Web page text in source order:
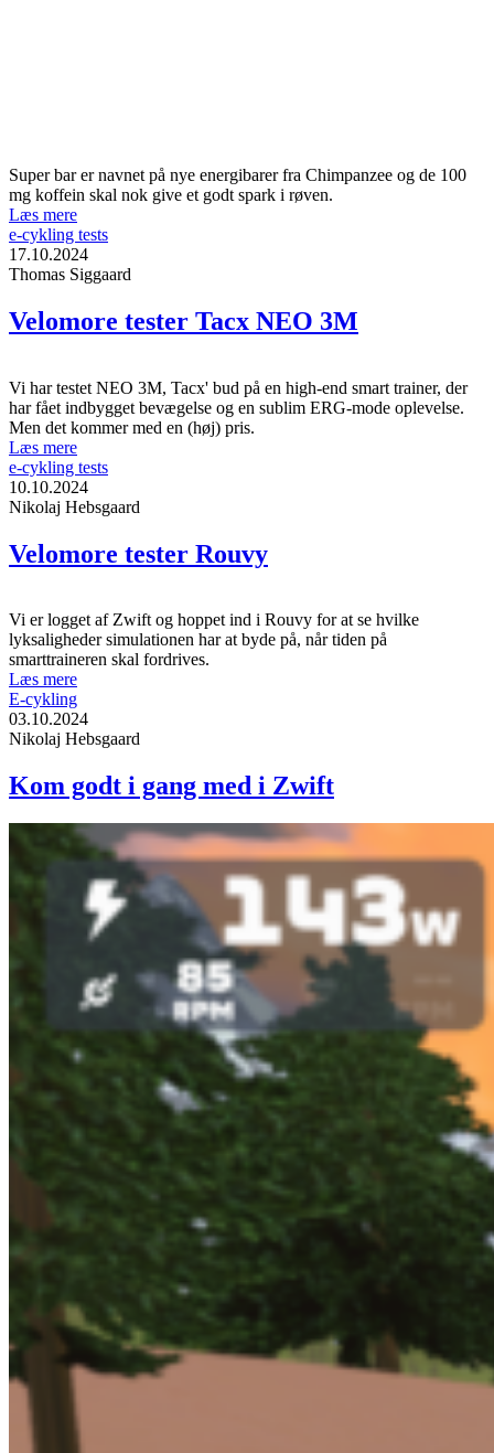
Super bar er navnet på nye energibarer fra Chimpanzee og de 100
mg koffein skal nok give et godt spark i røven.
Læs mere
e-cykling tests
17.10.2024
Thomas Siggaard
Velomore tester Tacx NEO 3M
Vi har testet NEO 3M, Tacx' bud på en high-end smart trainer, der
har fået indbygget bevægelse og en sublim ERG-mode oplevelse.
Men det kommer med en (høj) pris.
Læs mere
e-cykling tests
10.10.2024
Nikolaj Hebsgaard
Velomore tester Rouvy
Vi er logget af Zwift og hoppet ind i Rouvy for at se hvilke
lyksaligheder simulationen har at byde på, når tiden på
smarttraineren skal fordrives.
Læs mere
E-cykling
03.10.2024
Nikolaj Hebsgaard
Kom godt i gang med i Zwift